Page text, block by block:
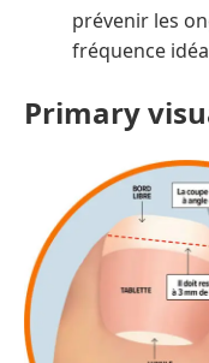
prévenir les
fréquence
Primary